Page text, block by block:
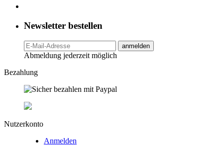
Newsletter bestellen
anmelden
Abmeldung jederzeit möglich
Bezahlung
Nutzerkonto
Anmelden